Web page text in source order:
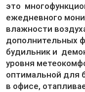
это
ежедневного
влажности
дополнительных
будильник и
уровня
оптимальной для
в офисе,